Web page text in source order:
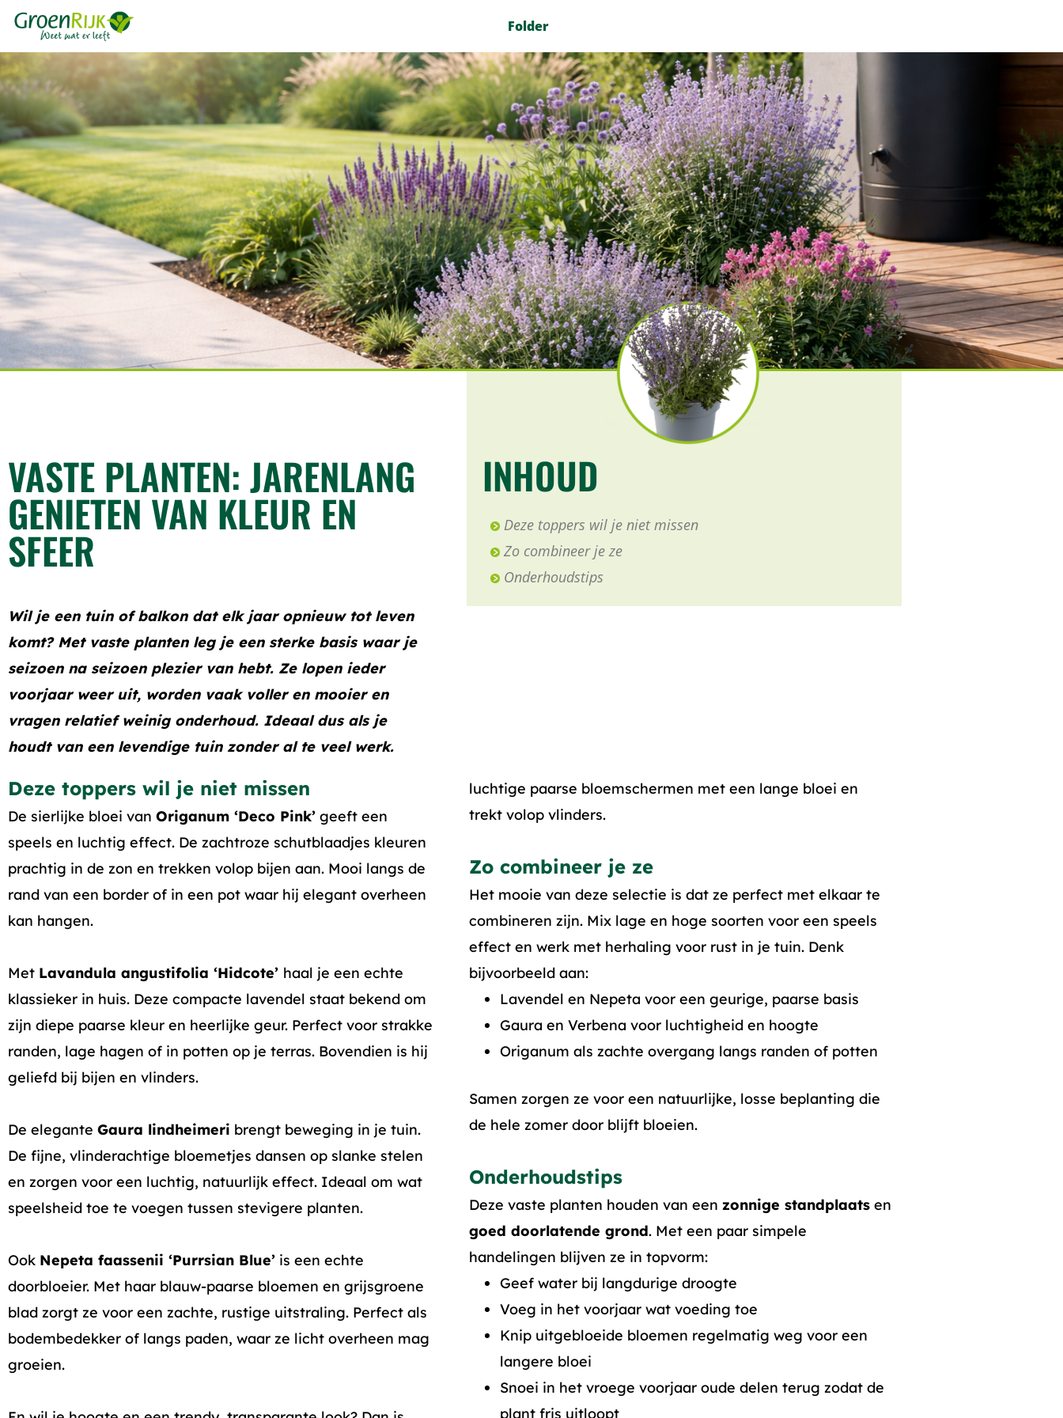
Folder
VASTE PLANTEN: JARENLANG
GENIETEN VAN KLEUR EN
SFEER
Wil je een tuin of balkon dat elk jaar opnieuw tot leven
komt? Met vaste planten leg je een sterke basis waar je
seizoen na seizoen plezier van hebt. Ze lopen ieder
voorjaar weer uit, worden vaak voller en mooier en
vragen relatief weinig onderhoud. Ideaal dus als je
houdt van een levendige tuin zonder al te veel werk.
INHOUD
Deze toppers wil je niet missen
Zo combineer je ze
Onderhoudstips
Deze toppers wil je niet missen
De sierlijke bloei van Origanum ‘Deco Pink’ geeft een
speels en luchtig effect. De zachtroze schutblaadjes kleuren
prachtig in de zon en trekken volop bijen aan. Mooi langs de
rand van een border of in een pot waar hij elegant overheen
kan hangen.
Met Lavandula angustifolia ‘Hidcote’ haal je een echte
klassieker in huis. Deze compacte lavendel staat bekend om
zijn diepe paarse kleur en heerlijke geur. Perfect voor strakke
randen, lage hagen of in potten op je terras. Bovendien is hij
geliefd bij bijen en vlinders.
De elegante Gaura lindheimeri brengt beweging in je tuin.
De fijne, vlinderachtige bloemetjes dansen op slanke stelen
en zorgen voor een luchtig, natuurlijk effect. Ideaal om wat
speelsheid toe te voegen tussen stevigere planten.
Ook Nepeta faassenii ‘Purrsian Blue’ is een echte
doorbloeier. Met haar blauw-paarse bloemen en grijsgroene
blad zorgt ze voor een zachte, rustige uitstraling. Perfect als
bodembedekker of langs paden, waar ze licht overheen mag
groeien.
luchtige paarse bloemschermen met een lange bloei en
trekt volop vlinders.
Zo combineer je ze
Het mooie van deze selectie is dat ze perfect met elkaar te
combineren zijn. Mix lage en hoge soorten voor een speels
effect en werk met herhaling voor rust in je tuin. Denk
bijvoorbeeld aan:
Lavendel en Nepeta voor een geurige, paarse basis
Gaura en Verbena voor luchtigheid en hoogte
Origanum als zachte overgang langs randen of potten
Samen zorgen ze voor een natuurlijke, losse beplanting die
de hele zomer door blijft bloeien.
Onderhoudstips
Deze vaste planten houden van een zonnige standplaatsen
goed doorlatende grond. Met een paar simpele
handelingen blijven ze in topvorm:
Geef water bij langdurige droogte
Voeg in het voorjaar wat voeding toe
Knip uitgebloeide bloemen regelmatig weg voor een
langere bloei
Snoei in het vroege voorjaar oude delen terug zodat de
plant fris uitloopt